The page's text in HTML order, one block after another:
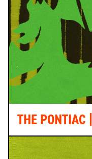
THE PONTIAC